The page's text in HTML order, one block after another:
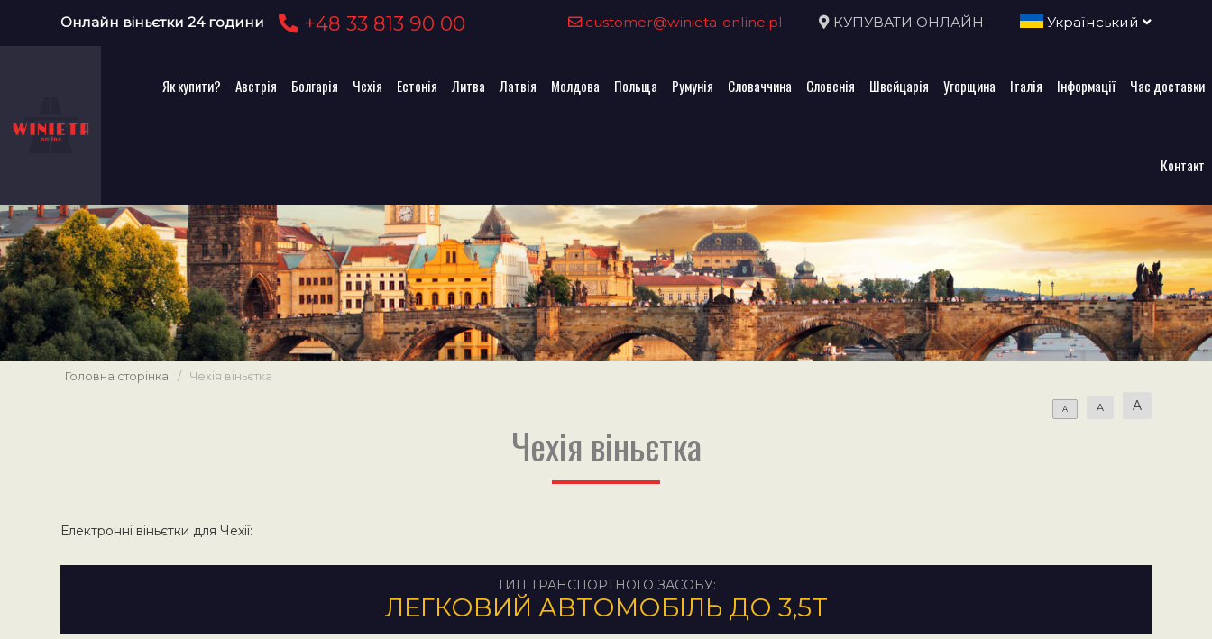
Онлайн віньєтки 24 години +48 33 813 90 00 customer@winieta-online.pl КУПУВАТИ ОНЛАЙН Український
Як купити? Австрія Болгарія Чехія Естонія Литва Латвія Молдова Польща Румунія Словаччина Словенія Швейцарія Угорщина Італія Інформації Час доставки
Контакт
Головна сторінка / Чехія віньєтка
A A A
Чехія віньєтка
Електронні віньєтки для Чехії:
ТИП ТРАНСПОРТНОГО ЗАСОБУ:
ЛЕГКОВИЙ АВТОМОБІЛЬ ДО 3,5Т